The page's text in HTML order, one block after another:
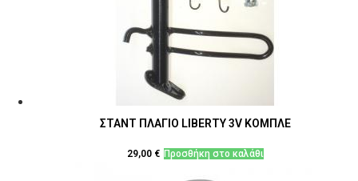
ΣΤΑΝΤ ΠΛΑΓΙΟ LIBERTY 3V ΚΟΜΠΛΕ
29,00 € Προσθήκη στο καλάθι